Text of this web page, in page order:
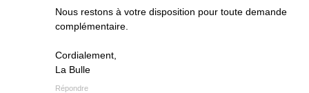
Nous restons à votre disposition pour toute demande
complémentaire.
Cordialement,
La Bulle
Répondre